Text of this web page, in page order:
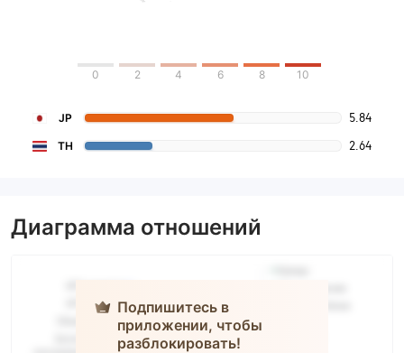
0 2 4 6 8 10
JP 5.84
TH 2.64
Диаграмма отношений
Подпишитесь в
приложении, чтобы
разблокировать!
PhillipSecurities